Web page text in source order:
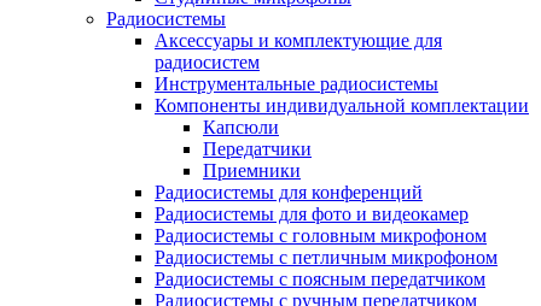
Радиосистемы
Аксессуары и комплектующие для
радиосистем
Инструментальные радиосистемы
Компоненты индивидуальной комплектации
Капсюли
Передатчики
Приемники
Радиосистемы для конференций
Радиосистемы для фото и видеокамер
Радиосистемы с головным микрофоном
Радиосистемы с петличным микрофоном
Радиосистемы с поясным передатчиком
Радиосистемы с ручным передатчиком